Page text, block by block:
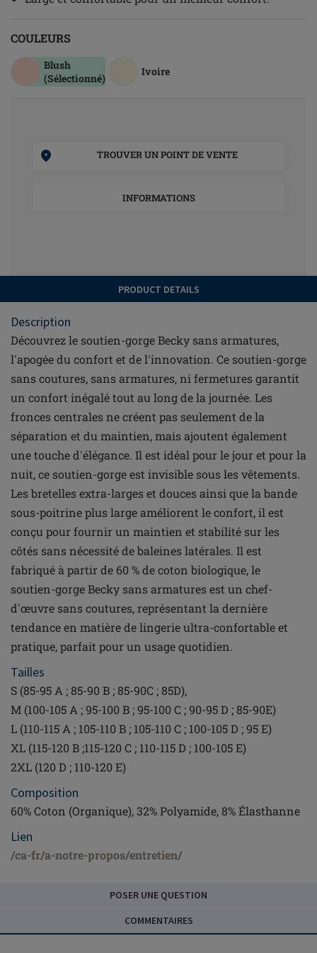
COULEURS
Blush
(Sélectionné)
Ivoire
TROUVER UN POINT DE VENTE
INFORMATIONS
PRODUCT DETAILS
Description
Découvrez le soutien-gorge Becky sans armatures,
l'apogée du confort et de l'innovation. Ce soutien-gorge
sans coutures, sans armatures, ni fermetures garantit
un confort inégalé tout au long de la journée. Les
fronces centrales ne créent pas seulement de la
séparation et du maintien, mais ajoutent également
une touche d'élégance. Il est idéal pour le jour et pour la
nuit, ce soutien-gorge est invisible sous les vêtements.
Les bretelles extra-larges et douces ainsi que la bande
sous-poitrine plus large améliorent le confort, il est
conçu pour fournir un maintien et stabilité sur les
côtés sans nécessité de baleines latérales. Il est
fabriqué à partir de 60 % de coton biologique, le
soutien-gorge Becky sans armatures est un chef-
d'œuvre sans coutures, représentant la dernière
tendance en matière de lingerie ultra-confortable et
pratique, parfait pour un usage quotidien.
Tailles
S (85-95 A ; 85-90 B ; 85-90C ; 85D),
M (100-105 A ; 95-100 B ; 95-100 C ; 90-95 D ; 85-90E)
L (110-115 A ; 105-110 B ; 105-110 C ; 100-105 D ; 95 E)
XL (115-120 B ;115-120 C ; 110-115 D ; 100-105 E)
2XL (120 D ; 110-120 E)
Composition
60% Coton (Organique), 32% Polyamide, 8% Élasthanne
Lien
/ca-fr/a-notre-propos/entretien/
POSER UNE QUESTION
COMMENTAIRES